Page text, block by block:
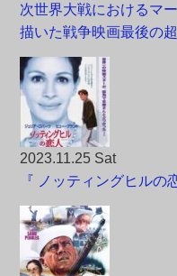
次世界大戦におけるマ
描いた戦争映画最後の超
2023.11.25 Sat
『 ノッティングヒルの